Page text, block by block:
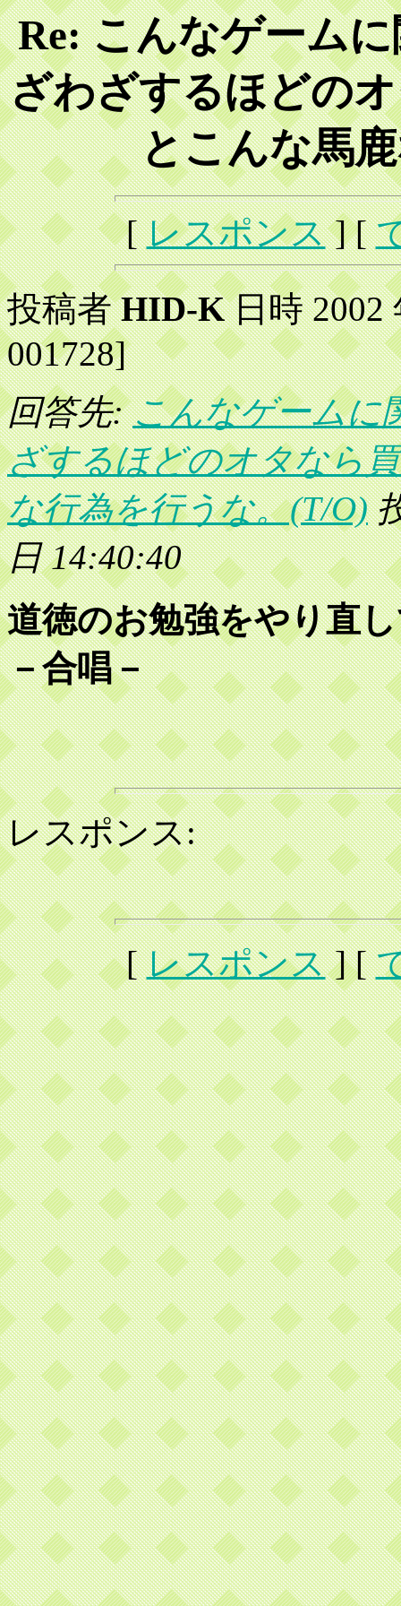
Re: こんなゲーム
ざわざするほどの
とこんな馬
[レスポンス] [
投稿者HID-K日時 2002
001728]
回答先:こんなゲームに
ざするほどのオタなら
な行為を行うな。(T/O)
日 14:40:40
道徳のお勉強をやり直
－合唱－
レスポンス:
[レスポンス] [